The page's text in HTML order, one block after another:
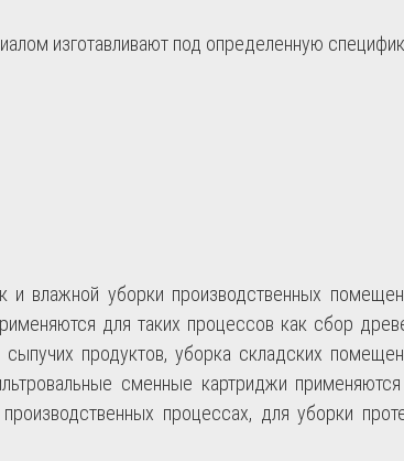
изготавливают под определенную
влажной уборки производственных
для таких процессов как сбор
продуктов, уборка складских
сменные картриджи
процессах, для уборки